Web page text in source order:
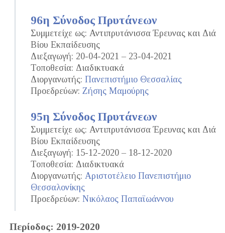
96η Σύνοδος Πρυτάνεων
Συμμετείχε ως: Αντιπρυτάνισσα Έρευνας και Διά
Βίου Εκπαίδευσης
Διεξαγωγή: 20-04-2021 – 23-04-2021
Τοποθεσία: Διαδικτυακά
Διοργανωτής: Πανεπιστήμιο Θεσσαλίας
Προεδρεύων: Ζήσης Μαμούρης
95η Σύνοδος Πρυτάνεων
Συμμετείχε ως: Αντιπρυτάνισσα Έρευνας και Διά
Βίου Εκπαίδευσης
Διεξαγωγή: 15-12-2020 – 18-12-2020
Τοποθεσία: Διαδικτυακά
Διοργανωτής: Αριστοτέλειο Πανεπιστήμιο
Θεσσαλονίκης
Προεδρεύων: Νικόλαος Παπαϊωάννου
Περίοδος: 2019-2020